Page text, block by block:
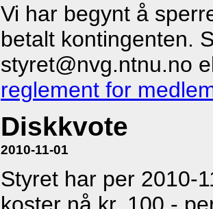
Vi har begynt å
betalt kontingenten.
styret@nvg.ntnu.no
reglement for
Diskkvote
2010-11-01
Styret har per 2010-